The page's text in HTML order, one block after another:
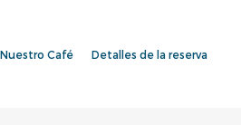
Nuestro Café Detalles de la reserva